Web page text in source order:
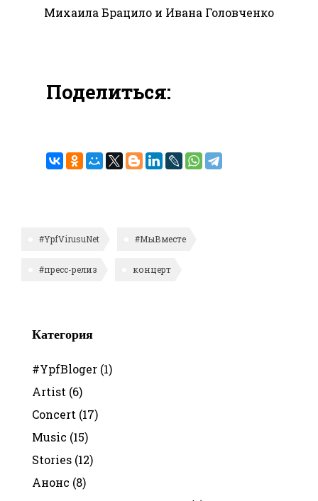
Михаила Брацило и Ивана Головченко
Поделиться:
#YpfVirusuNet #МыВместе
#пресс-релиз концерт
Категория
#YpfBloger (1)
Artist (6)
Concert (17)
Music (15)
Stories (12)
Анонс (8)